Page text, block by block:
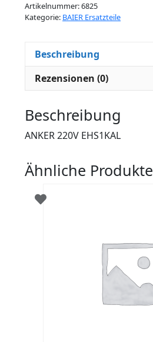
Artikelnummer:6825
Kategorie: BAIER Ersatzteile
Beschreibung
Rezensionen (0)
Beschreibung
ANKER 220V EHS1KAL
Ähnliche Produkte